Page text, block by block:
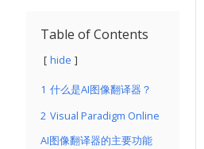
Table of Contents
hide
1 什么是AI图像翻译器？
2 Visual Paradigm Online
AI图像翻译器的主要功能